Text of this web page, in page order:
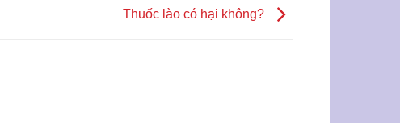
Thuốc lào có hại không?